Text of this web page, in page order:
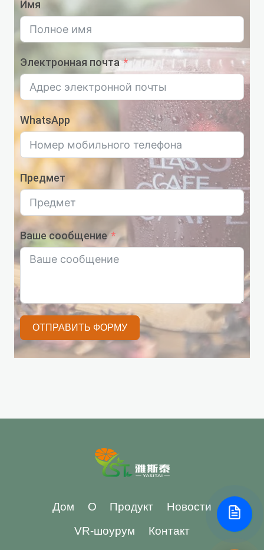
Имя
Электронная почта
WhatsApp
Предмет
Ваше сообщение
ОТПРАВИТЬ ФОРМУ
Дом О Продукт
Новости
VR-шоурум
Контакт